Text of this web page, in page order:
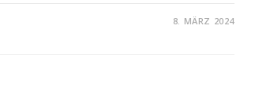
8. MÄRZ 2024